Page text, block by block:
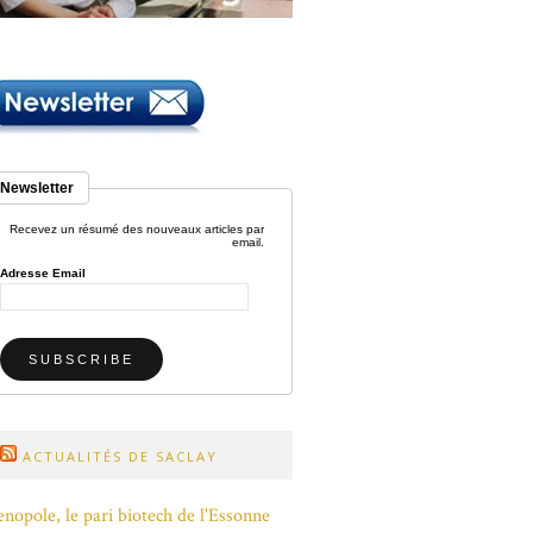
Newsletter
Recevez un résumé des nouveaux articles par
email.
Adresse Email
ACTUALITÉS DE SACLAY
le pari biotech de l'Essonne